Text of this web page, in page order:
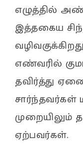
எழுத்தில்
இத்தகைய
எண்வரில்
தவிர்த்து
சார்ந்தவர்கள்
முறையிலும்
ஏற்பவர்கள்.